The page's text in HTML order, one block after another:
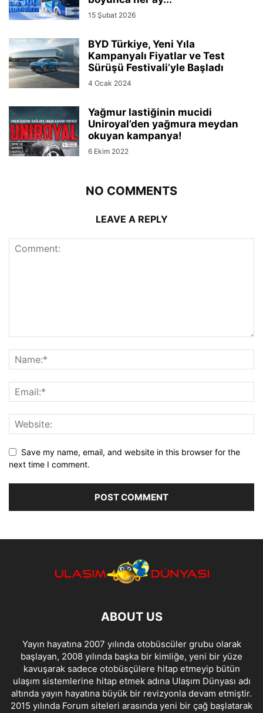
15 Şubat 2026
BYD Türkiye, Yeni Yıla
Kampanyalı Fiyatlar ve Test
Sürüşü Festivali’yle Başladı
4 Ocak 2024
Yağmur lastiğinin mucidi
Uniroyal’den yağmura meydan
okuyan kampanya!
6 Ekim 2022
NO COMMENTS
LEAVE A REPLY
Save my name, email, and website in this browser for the
next time I comment.
ABOUT US
Yayın hayatına 2007 yılında otobüscüler grubu olarak
başlayan, 2008 yılında başka bir kimliğe, yeni bir yüze
kavuşarak sadece otobüsçülere hitap etmeyip bütün
ulaşım sistemlerine hitap etmek adına Ulaşım Dünyası adı
altında yayın hayatına büyük bir revizyonla devam etmiştir.
2015 yılında Forum siteleri arasında yeni bir çağ başlatarak